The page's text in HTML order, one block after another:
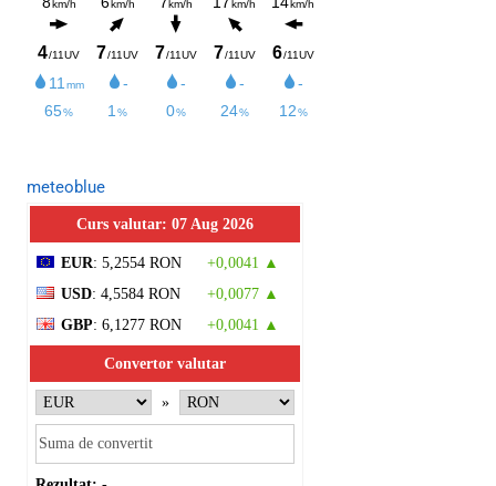
meteoblue
Curs valutar: 07 Aug 2026
EUR: 5,2554 RON
+0,0041 ▲
USD: 4,5584 RON
+0,0077 ▲
GBP: 6,1277 RON +0,0041 ▲
Convertor valutar
»